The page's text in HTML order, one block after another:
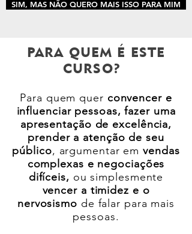
SIM, MAS NÃO QUERO MAIS ISSO PARA MIM
PARA QUEM É ESTE
CURSO?
Para quem quer convencer e
influenciar pessoas, fazer uma
apresentação de excelência,
prender a atenção de seu
público, argumentar emvendas
complexas e negociações
difíceis, ou simplesmente
vencer a timidez e o
nervosismo de falar para mais
pessoas.